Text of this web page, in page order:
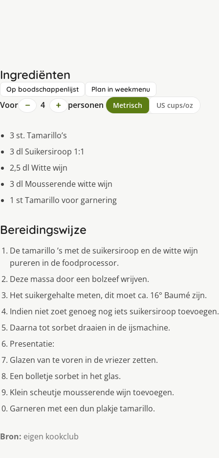
Ingrediënten
Op boodschappenlijst Plan in weekmenu
Voor − 4 + personen Metrisch US cups/oz
3 st. Tamarillo’s
3 dl Suikersiroop 1:1
2,5 dl Witte wijn
3 dl Mousserende witte wijn
1 st Tamarillo voor garnering
Bereidingswijze
De tamarillo ’s met de suikersiroop en de witte wijn
pureren in de foodprocessor.
Deze massa door een bolzeef wrijven.
Het suikergehalte meten, dit moet ca. 16° Baumé zijn.
Indien niet zoet genoeg nog iets suikersiroop toevoegen.
Daarna tot sorbet draaien in de ijsmachine.
Presentatie:
Glazen van te voren in de vriezer zetten.
Een bolletje sorbet in het glas.
Klein scheutje mousserende wijn toevoegen.
Garneren met een dun plakje tamarillo.
Bron: eigen kookclub